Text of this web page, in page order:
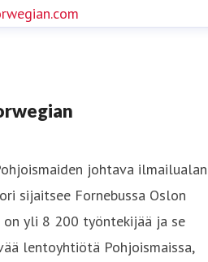
YouTubessa
johtava ilmailualan
sijaitsee Fornebussa Oslon
yli 8 200 työntekijää ja se
lentoyhtiötä Pohjoismaissa,